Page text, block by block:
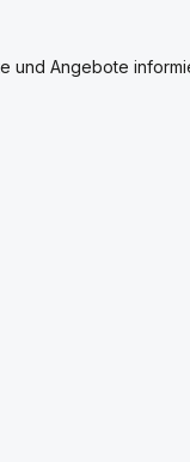
und Angebote